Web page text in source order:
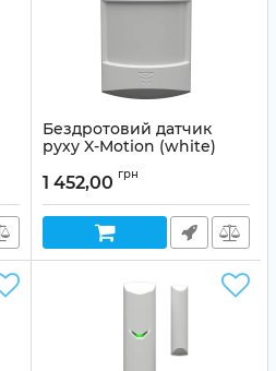
Бездротовий датчик
руху X-Motion (white)
1 452,00 грн